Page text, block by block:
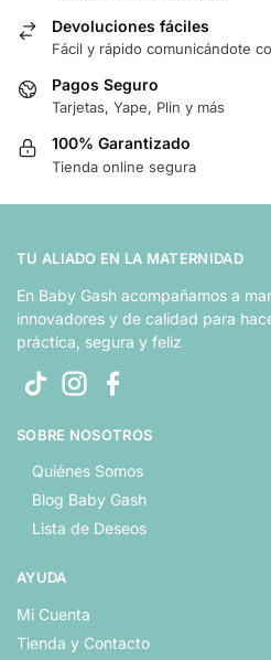
Devoluciones fáciles
Fácil y rápido comunicándote
Pagos Seguro
Tarjetas, Yape, Plin y más
100% Garantizado
Tienda online segura
TU ALIADO EN LA MATERNIDAD
En Baby Gash acompañamos a
innovadores y de calidad para
práctica, segura y feliz
SOBRE NOSOTROS
Quiénes Somos
Blog Baby Gash
Lista de Deseos
AYUDA
Mi Cuenta
Tienda y Contacto